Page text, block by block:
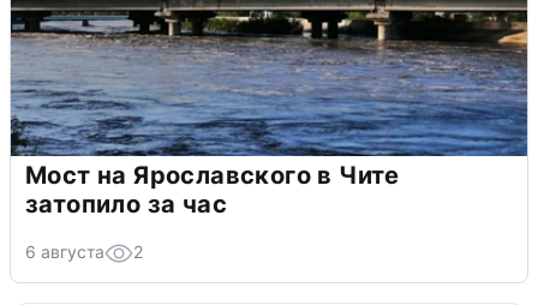
Мост на Ярославского в Чите
затопило за час
6 августа 2